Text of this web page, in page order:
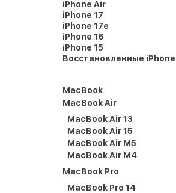
iPhone Air
iPhone 17
iPhone 17e
iPhone 16
iPhone 15
Восстановленные iPhone
MacBook
MacBook Air
MacBook Air 13
MacBook Air 15
MacBook Air M5
MacBook Air M4
MacBook Pro
MacBook Pro 14